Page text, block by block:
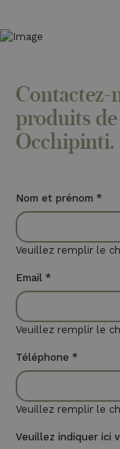
Contactez-
produits de
Occhipinti.
Nom et prénom *
Veuillez remplir le
Email *
Veuillez remplir le
Téléphone *
Veuillez remplir le
Veuillez indiquer ici